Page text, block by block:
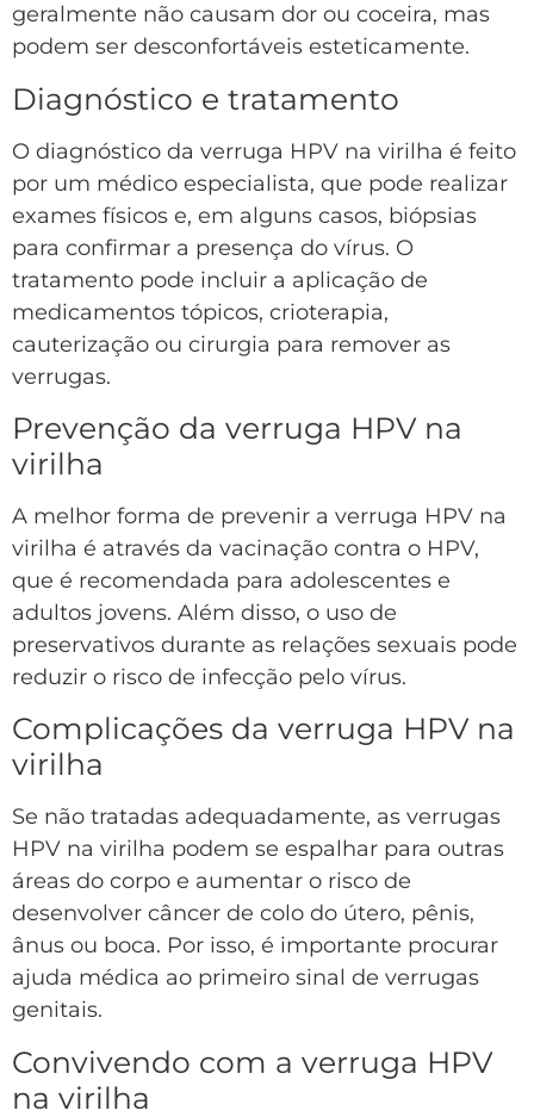
geralmente não causam dor ou coceira, mas
podem ser desconfortáveis esteticamente.
Diagnóstico e tratamento
O diagnóstico da verruga HPV na virilha é feito
por um médico especialista, que pode realizar
exames físicos e, em alguns casos, biópsias
para confirmar a presença do vírus. O
tratamento pode incluir a aplicação de
medicamentos tópicos, crioterapia,
cauterização ou cirurgia para remover as
verrugas.
Prevenção da verruga HPV na
virilha
A melhor forma de prevenir a verruga HPV na
virilha é através da vacinação contra o HPV,
que é recomendada para adolescentes e
adultos jovens. Além disso, o uso de
preservativos durante as relações sexuais pode
reduzir o risco de infecção pelo vírus.
Complicações da verruga HPV na
virilha
Se não tratadas adequadamente, as verrugas
HPV na virilha podem se espalhar para outras
áreas do corpo e aumentar o risco de
desenvolver câncer de colo do útero, pênis,
ânus ou boca. Por isso, é importante procurar
ajuda médica ao primeiro sinal de verrugas
genitais.
Convivendo com a verruga HPV
na virilha